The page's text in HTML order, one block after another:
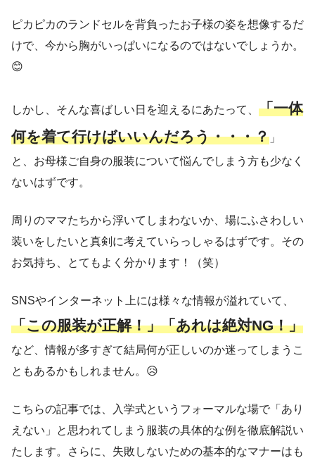
ピカピカのランドセルを背負ったお子様の姿を想像するだ
けで、今から胸がいっぱいになるのではないでしょうか。
😊
しかし、そんな喜ばしい日を迎えるにあたって、 「一体
何を着て行けばいいんだろう・・・？ 」
と、お母様ご自身の服装について悩んでしまう方も少なく
ないはずです。
周りのママたちから浮いてしまわないか、場にふさわしい
装いをしたいと真剣に考えていらっしゃるはずです。その
お気持ち、とてもよく分かります！（笑）
SNSやインターネット上には様々な情報が溢れていて、
「この服装が正解！」「あれは絶対NG！」
など、情報が多すぎて結局何が正しいのか迷ってしまうこ
ともあるかもしれません。😥
こちらの記事では、入学式というフォーマルな場で「あり
えない」と思われてしまう服装の具体的な例を徹底解説い
たします。さらに、失敗しないための基本的なマナーはも